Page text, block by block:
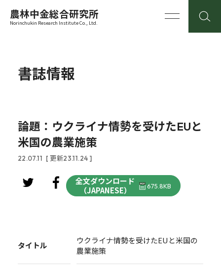
農林中金総合研究所
Norinchukin Research Institute Co., Ltd.
書誌情報
論題：ウクライナ情勢を受けたEUと
米国の農業施策
22.07.11 [ 更新23.11.24 ]
全文ダウンロード
（JAPANESE）
675.8KB
タイトル
ウクライナ情勢を受けたEUと米国の
農業施策